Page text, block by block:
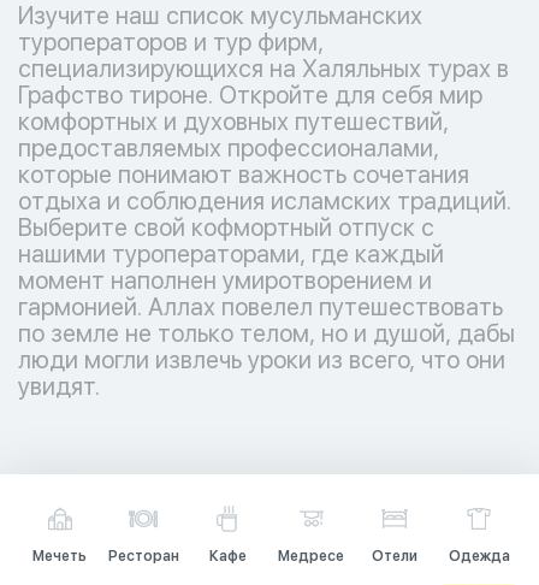
Изучите наш список мусульманских
туроператоров и тур фирм,
специализирующихся на Халяльных турах в
Графство тироне. Откройте для себя мир
комфортных и духовных путешествий,
предоставляемых профессионалами,
которые понимают важность сочетания
отдыха и соблюдения исламских традиций.
Выберите свой кофмортный отпуск с
нашими туроператорами, где каждый
момент наполнен умиротворением и
гармонией. Аллах повелел путешествовать
по земле не только телом, но и душой, дабы
люди могли извлечь уроки из всего, что они
увидят.
Мечеть Ресторан Кафе Медресе Отели Одежда